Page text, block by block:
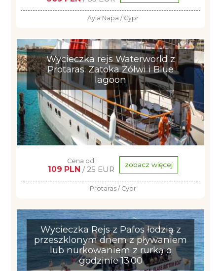
Ayia Napa / Cypr
Wycieczka rejs Waterworld z
Protaras: Zatoka Żółwi i Blue
lagoon
Cena od:
109 PLN / 25 EUR zobacz więcej
Protaras / Cypr
Wycieczka Rejs z Pafos łodzią z
przeszklonym dnem z pływaniem
lub nurkowaniem z rurką o
godzinie 13:00